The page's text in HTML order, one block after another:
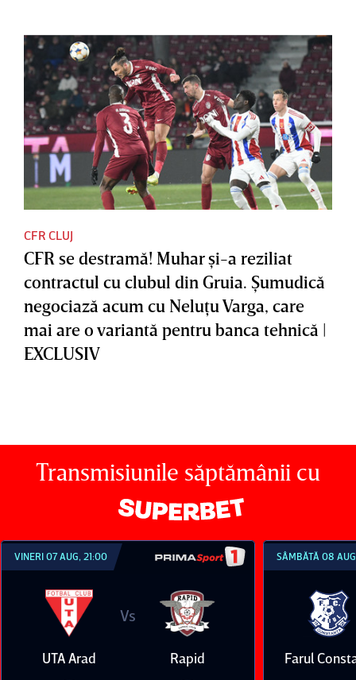
CFR CLUJ
CFR se destramă! Muhar şi-a reziliat
contractul cu clubul din Gruia. Şumudică
negociază acum cu Neluţu Varga, care
mai are o variantă pentru banca tehnică |
EXCLUSIV
Transmisiunile săptămânii cu
VINERI 07 AUG, 21:00
UTA Arad
Vs
Rapid
SÂMBĂTĂ 08
Farul